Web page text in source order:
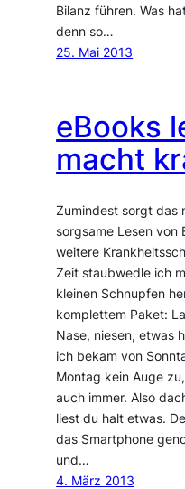
Bilanz führen. Was
denn so…
25. Mai 2013
eBooks
macht
Zumindest sorgt das
sorgsame Lesen von
weitere
Zeit staubwedle ich
kleinen Schnupfen
komplettem Paket:
Nase, niesen, etwas
ich bekam von
Montag kein Auge
auch immer. Also
liest du halt etwas.
das Smartphone
und…
4. März 2013